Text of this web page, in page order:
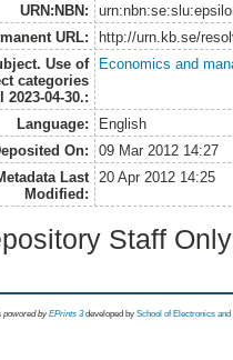
URN:NBN:
URL:
http://urn.kb.se/
Use of
categories
2023-04-30.:
Economics and
Language:
English
On:
09 Mar 2012 14:27
Last
Modified:
20 Apr 2012 14:25
Staff
powored byEPrints 3 developed by School of Electronics